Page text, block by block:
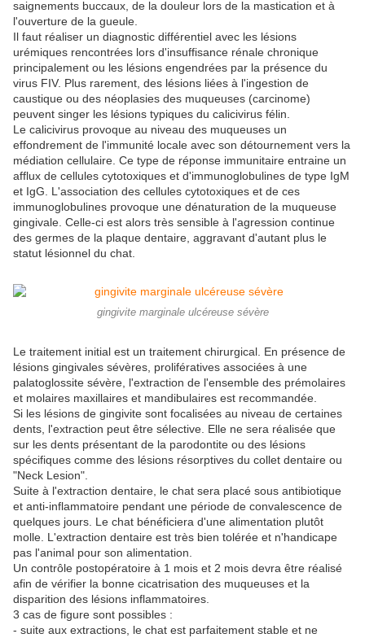
saignements buccaux, de la douleur lors de la mastication et à
l'ouverture de la gueule.
Il faut réaliser un diagnostic différentiel avec les lésions
urémiques rencontrées lors d'insuffisance rénale chronique
principalement ou les lésions engendrées par la présence du
virus FIV. Plus rarement, des lésions liées à l'ingestion de
caustique ou des néoplasies des muqueuses (carcinome)
peuvent singer les lésions typiques du calicivirus félin.
Le calicivirus provoque au niveau des muqueuses un
effondrement de l'immunité locale avec son détournement vers la
médiation cellulaire. Ce type de réponse immunitaire entraine un
afflux de cellules cytotoxiques et d'immunoglobulines de type IgM
et IgG. L'association des cellules cytotoxiques et de ces
immunoglobulines provoque une dénaturation de la muqueuse
gingivale. Celle-ci est alors très sensible à l'agression continue
des germes de la plaque dentaire, aggravant d'autant plus le
statut lésionnel du chat.
gingivite marginale ulcéreuse sévère
Le traitement initial est un traitement chirurgical. En présence de
lésions gingivales sévères, prolifératives associées à une
palatoglossite sévère, l'extraction de l'ensemble des prémolaires
et molaires maxillaires et mandibulaires est recommandée.
Si les lésions de gingivite sont focalisées au niveau de certaines
dents, l'extraction peut être sélective. Elle ne sera réalisée que
sur les dents présentant de la parodontite ou des lésions
spécifiques comme des lésions résorptives du collet dentaire ou
"Neck Lesion".
Suite à l'extraction dentaire, le chat sera placé sous antibiotique
et anti-inflammatoire pendant une période de convalescence de
quelques jours. Le chat bénéficiera d'une alimentation plutôt
molle. L'extraction dentaire est très bien tolérée et n'handicape
pas l'animal pour son alimentation.
Un contrôle postopératoire à 1 mois et 2 mois devra être réalisé
afin de vérifier la bonne cicatrisation des muqueuses et la
disparition des lésions inflammatoires.
3 cas de figure sont possibles :
- suite aux extractions, le chat est parfaitement stable et ne